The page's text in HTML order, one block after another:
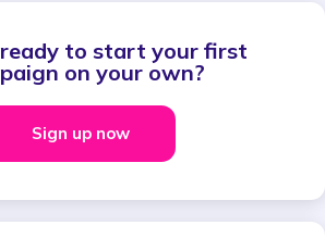
to start your first
on your own?
Sign up now